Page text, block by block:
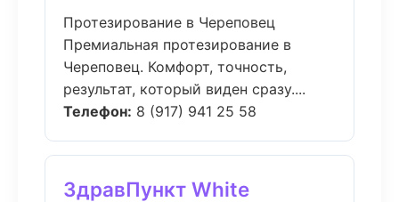
Протезирование в Череповец
Премиальная протезирование в
Череповец. Комфорт, точность,
результат, который виден сразу....
Телефон: 8 (917) 941 25 58
ЗдравПункт White